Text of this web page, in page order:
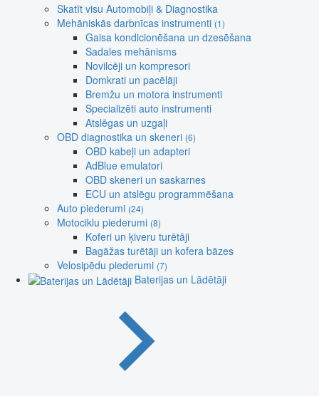
Skatīt visu Automobiļi & Diagnostika
Mehāniskās darbnīcas instrumenti (1)
Gaisa kondicionēšana un dzesēšana
Sadales mehānisms
Novilcēji un kompresori
Domkrati un pacēlāji
Bremžu un motora instrumenti
Specializēti auto instrumenti
Atslēgas un uzgaļi
OBD diagnostika un skeneri (6)
OBD kabeļi un adapteri
AdBlue emulatori
OBD skeneri un saskarnes
ECU un atslēgu programmēšana
Auto piederumi (24)
Motociklu piederumi (8)
Koferi un ķiveru turētāji
Bagāžas turētāji un kofera bāzes
Velosipēdu piederumi (7)
Baterijas un Lādētāji